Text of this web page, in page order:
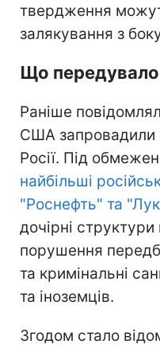
твердження
залякування з
Що передувало
Раніше
США запровадили
Росії. Під
найбільші
"Роснефть" та
дочірні
порушення
та кримінальні
та іноземців.
Згодом стало